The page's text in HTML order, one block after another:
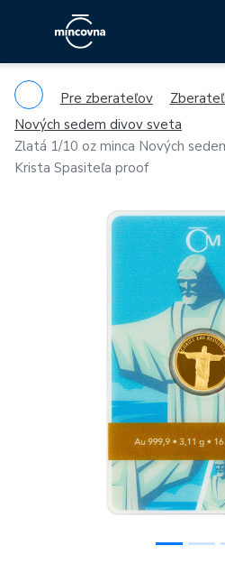
Pre zberateľov
Nových sedem divov sveta
Zlatá 1/10 oz minca Nových
Krista Spasiteľa proof